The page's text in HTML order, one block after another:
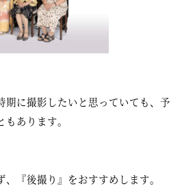
期に撮影したいと思っていても、予
あります。
『後撮り』をおすすめします。